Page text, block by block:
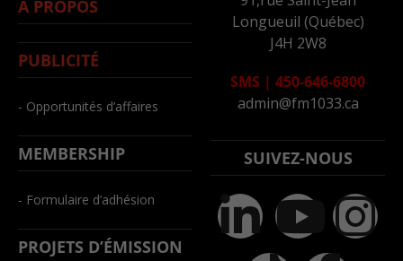
À PROPOS
PUBLICITÉ
- Opportunités d’affaires
MEMBERSHIP
- Formulaire d’adhésion
PROJETS D’ÉMISSION
Longueuil (Québec)
J4H 2W8
SMS | 450-646-6800
admin@fm1033.ca
SUIVEZ-NOUS